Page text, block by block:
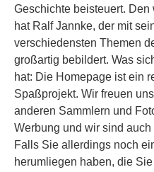
Geschichte beisteuert.
hat Ralf Jannke, der mit
verschiedensten Themen
großartig bebildert. Was
hat: Die Homepage ist ein
Spaßprojekt. Wir freuen
anderen Sammlern und
Werbung und wir sind
Falls Sie allerdings noch
herumliegen haben, die